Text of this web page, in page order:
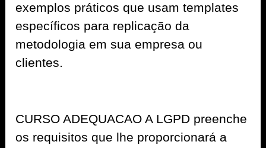
exemplos práticos que usam templates
específicos para replicação da
metodologia em sua empresa ou
clientes.
CURSO ADEQUACAO A LGPD preenche
os requisitos que lhe proporcionará a